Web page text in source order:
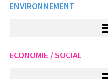
ENVIRONNEMENT
ECONOMIE / SOCIAL